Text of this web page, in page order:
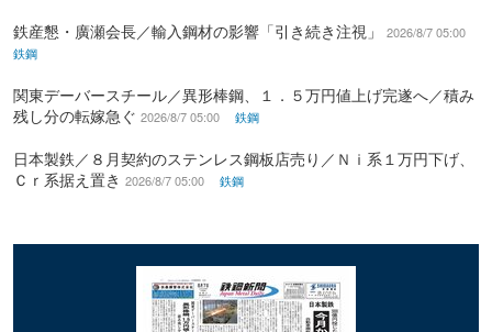
鉄産懇・廣瀬会長／輸入鋼材の影響「引き続き注視」
2026/8/7 05:00
鉄鋼
関東デーバースチール／異形棒鋼、１．５万円値上げ完遂へ／積み
残し分の転嫁急ぐ 2026/8/7 05:00 鉄鋼
日本製鉄／８月契約のステンレス鋼板店売り／Ｎｉ系１万円下げ、
Ｃｒ系据え置き 2026/8/7 05:00 鉄鋼